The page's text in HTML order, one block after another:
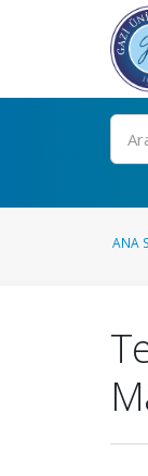
Ara
ANA